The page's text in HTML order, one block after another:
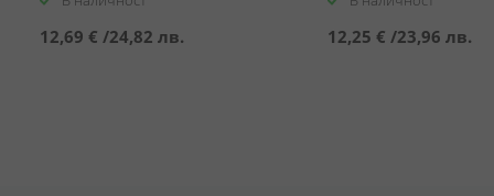
12,69 € /24,82 лв. 12,25 € /23,96 лв.